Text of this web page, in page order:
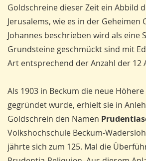
Goldschreine dieser Zeit ein Abbild
Jerusalems, wie es in der Geheimen
Johannes beschrieben wird als eine
Grundsteine geschmückt sind mit
Art entsprechend der Anzahl der 12
Als 1903 in Beckum die neue
gegründet wurde, erhielt sie in
Goldschrein den Namen
Volkshochschule Beckum-
jährte sich zum 125. Mal die